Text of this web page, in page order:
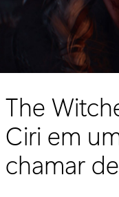
The
Ciri em
chamar